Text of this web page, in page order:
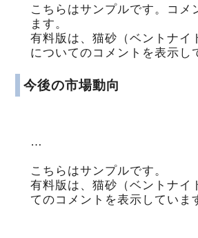
こちらはサンプルです。コメ
ます。
有料版は、猫砂（ベントナイ
についてのコメントを表示し
今後の市場動向
…
こちらはサンプルです。
有料版は、猫砂（ベントナイ
てのコメントを表示していま